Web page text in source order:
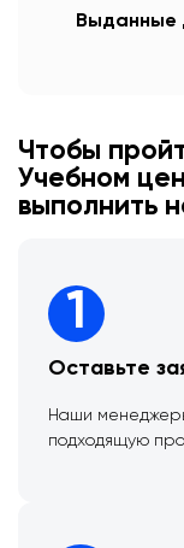
Выданные
Чтобы
Учебном
выполнить
1
Оставьте
Наши
подходящую